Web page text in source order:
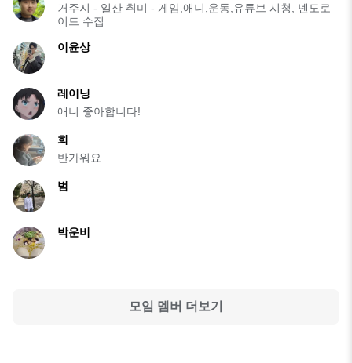
거주지 - 일산 취미 - 게임,애니,운동,유튜브 시청, 넨도로
이드 수집
이윤상
레이닝
애니 좋아합니다!
희
반가워요
범
박운비
모임 멤버 더보기